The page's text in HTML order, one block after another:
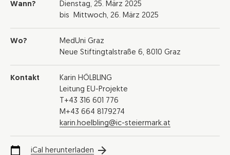
Wann? Dienstag, 25. März 2025
bis Mittwoch, 26. März 2025
Wo?
MedUni Graz
Neue Stiftingtalstraße 6, 8010 Graz
Kontakt
Karin HÖLBLING
Leitung EU-Projekte
T+43 316 601 776
M+43 664 8179274
karin.hoelbling@ic-steiermark.at
iCal herunterladen